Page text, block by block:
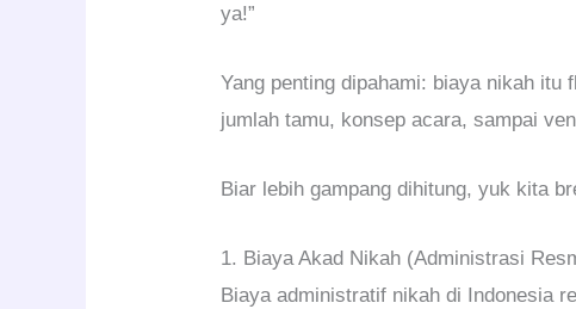
ya!”
Yang penting dipahami: biaya nikah itu
jumlah tamu, konsep acara, sampai
Biar lebih gampang dihitung, yuk kita
1. Biaya Akad Nikah (Administrasi
Biaya administratif nikah di Indonesia